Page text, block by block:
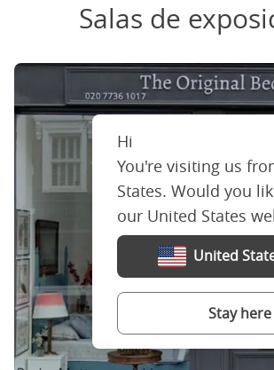
Salas de
Hi
You're visiting us
States. Would you
our United States
United
Stay here